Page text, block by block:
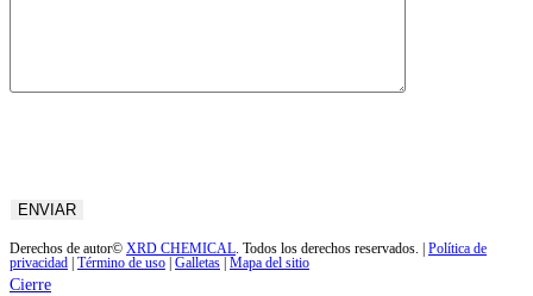
Derechos de autor© XRD CHEMICAL. Todos los derechos reservados. | Política de
privacidad Término de uso Galletas Mapa del sitio
Cierre